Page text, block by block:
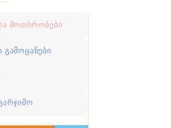
მოთხრობები
გამოცანები